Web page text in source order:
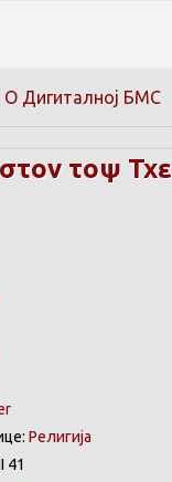
О Дигиталној БМС
τοψ
Религија
41